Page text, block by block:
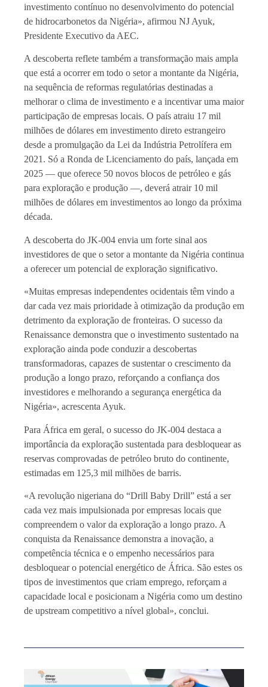
investimento contínuo no desenvolvimento do potencial
de hidrocarbonetos da Nigéria», afirmou NJ Ayuk,
Presidente Executivo da AEC.
A descoberta reflete também a transformação mais ampla
que está a ocorrer em todo o setor a montante da Nigéria,
na sequência de reformas regulatórias destinadas a
melhorar o clima de investimento e a incentivar uma maior
participação de empresas locais. O país atraiu 17 mil
milhões de dólares em investimento direto estrangeiro
desde a promulgação da Lei da Indústria Petrolífera em
2021. Só a Ronda de Licenciamento do país, lançada em
2025 — que oferece 50 novos blocos de petróleo e gás
para exploração e produção —, deverá atrair 10 mil
milhões de dólares em investimentos ao longo da próxima
década.
A descoberta do JK-004 envia um forte sinal aos
investidores de que o setor a montante da Nigéria continua
a oferecer um potencial de exploração significativo.
«Muitas empresas independentes ocidentais têm vindo a
dar cada vez mais prioridade à otimização da produção em
detrimento da exploração de fronteiras. O sucesso da
Renaissance demonstra que o investimento sustentado na
exploração ainda pode conduzir a descobertas
transformadoras, capazes de sustentar o crescimento da
produção a longo prazo, reforçando a confiança dos
investidores e melhorando a segurança energética da
Nigéria», acrescenta Ayuk.
Para África em geral, o sucesso do JK-004 destaca a
importância da exploração sustentada para desbloquear as
reservas comprovadas de petróleo bruto do continente,
estimadas em 125,3 mil milhões de barris.
«A revolução nigeriana do “Drill Baby Drill” está a ser
cada vez mais impulsionada por empresas locais que
compreendem o valor da exploração a longo prazo. A
conquista da Renaissance demonstra a inovação, a
competência técnica e o empenho necessários para
desbloquear o potencial energético de África. São estes os
tipos de investimentos que criam emprego, reforçam a
capacidade local e posicionam a Nigéria como um destino
de upstream competitivo a nível global», conclui.